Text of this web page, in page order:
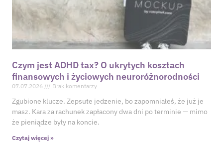
Czym jest ADHD tax? O ukrytych kosztach
finansowych i życiowych neuroróżnorodności
07.07.2026 Brak komentarzy
Zgubione klucze. Zepsute jedzenie, bo zapomniałeś, że już je
masz. Kara za rachunek zapłacony dwa dni po terminie — mimo
że pieniądze były na koncie.
Czytaj więcej »